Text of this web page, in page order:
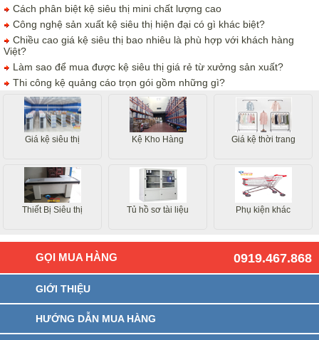
Cách phân biệt kệ siêu thị mini chất lượng cao
Công nghệ sản xuất kệ siêu thị hiện đại có gì khác biệt?
Chiều cao giá kệ siêu thị bao nhiêu là phù hợp với khách hàng
Việt?
Làm sao để mua được kệ siêu thị giá rẻ từ xưởng sản xuất?
Thi công kệ quảng cáo trọn gói gồm những gì?
Giá kệ siêu thị Kệ Kho Hàng Giá kệ thời trang
Thiết Bị Siêu thị Tủ hồ sơ tài liệu Phụ kiện khác
0919.467.868
GỌI MUA HÀNG
GIỚI THIỆU
HƯỚNG DẪN MUA HÀNG